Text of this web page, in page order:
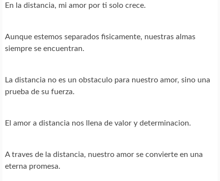
En la distancia, mi amor por ti solo crece.
Aunque estemos separados fisicamente, nuestras almas
siempre se encuentran.
La distancia no es un obstaculo para nuestro amor, sino una
prueba de su fuerza.
El amor a distancia nos llena de valor y determinacion.
A traves de la distancia, nuestro amor se convierte en una
eterna promesa.